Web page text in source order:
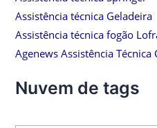
Assistência técnica Geladeira
Assistência técnica fogão
Agenews Assistência Técnica
Nuvem de tags